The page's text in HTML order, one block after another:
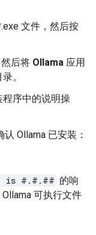
文件，然后按
后将 Ollama 应用
录。
程序中的说明操
Ollama 已安装：
is #.#.## 的响
可执行文件